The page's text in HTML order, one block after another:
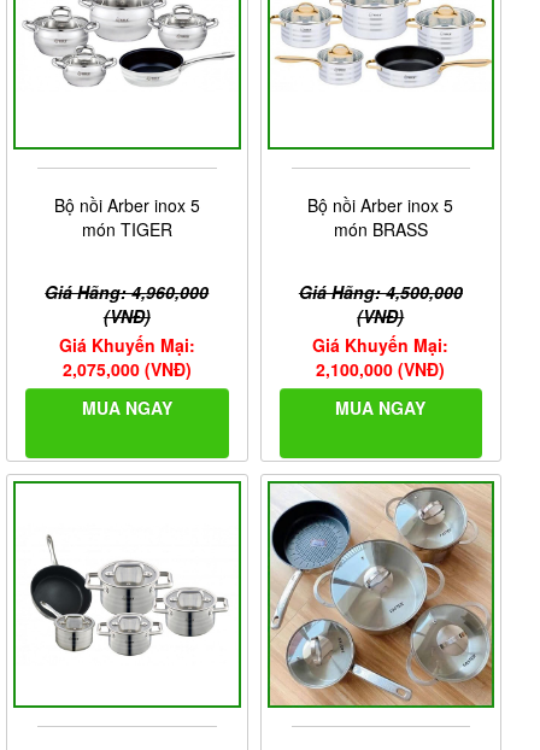
Bộ nồi Arber inox 5
món TIGER
Giá Hãng: 4,960,000
(VNĐ)
Giá Khuyến Mại:
2,075,000 (VNĐ)
MUA NGAY
Bộ nồi Arber inox 5
món BRASS
Giá Hãng: 4,500,000
(VNĐ)
Giá Khuyến Mại:
2,100,000 (VNĐ)
MUA NGAY